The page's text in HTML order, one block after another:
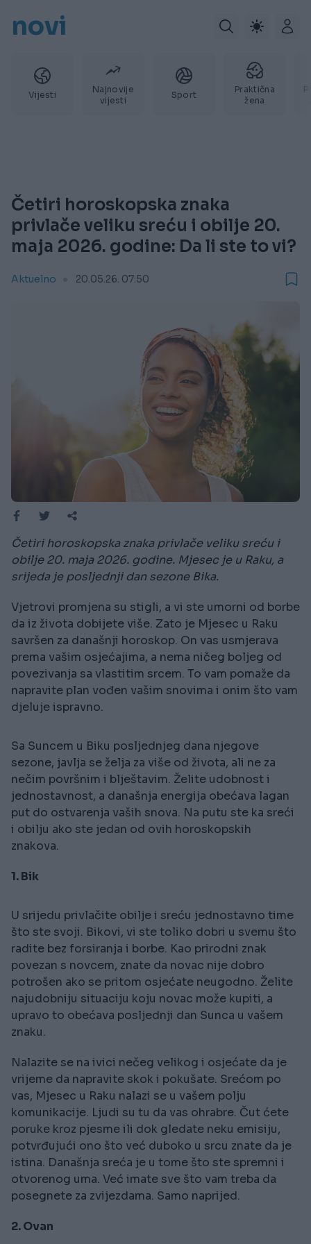
novi
Vijesti
Najnovije
vijesti
Sport
Praktična
žena
Četiri horoskopska znaka
privlače veliku sreću i obilje 20.
maja 2026. godine: Da li ste to vi?
Aktuelno 20.05.26. 07:50
Četiri horoskopska znaka privlače veliku sreću i
obilje 20. maja 2026. godine. Mjesec je u Raku, a
srijeda je posljednji dan sezone Bika.
Vjetrovi promjena su stigli, a vi ste umorni od borbe
da iz života dobijete više. Zato je Mjesec u Raku
savršen za današnji horoskop. On vas usmjerava
prema vašim osjećajima, a nema ničeg boljeg od
povezivanja sa vlastitim srcem. To vam pomaže da
napravite plan vođen vašim snovima i onim što vam
djeluje ispravno.
Sa Suncem u Biku posljednjeg dana njegove
sezone, javlja se želja za više od života, ali ne za
nečim površnim i blještavim. Želite udobnost i
jednostavnost, a današnja energija obećava lagan
put do ostvarenja vaših snova. Na putu ste ka sreći
i obilju ako ste jedan od ovih horoskopskih
znakova.
1. Bik
U srijedu privlačite obilje i sreću jednostavno time
što ste svoji. Bikovi, vi ste toliko dobri u svemu što
radite bez forsiranja i borbe. Kao prirodni znak
povezan s novcem, znate da novac nije dobro
potrošen ako se pritom osjećate neugodno. Želite
najudobniju situaciju koju novac može kupiti, a
upravo to obećava posljednji dan Sunca u vašem
znaku.
Nalazite se na ivici nečeg velikog i osjećate da je
vrijeme da napravite skok i pokušate. Srećom po
vas, Mjesec u Raku nalazi se u vašem polju
komunikacije. Ljudi su tu da vas ohrabre. Čut ćete
poruke kroz pjesme ili dok gledate neku emisiju,
potvrđujući ono što već duboko u srcu znate da je
istina. Današnja sreća je u tome što ste spremni i
otvorenog uma. Već imate sve što vam treba da
posegnete za zvijezdama. Samo naprijed.
2. Ovan